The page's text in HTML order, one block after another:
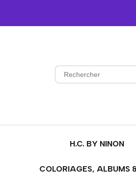
H.C. BY NINON
COLORIAGES, ALBUMS